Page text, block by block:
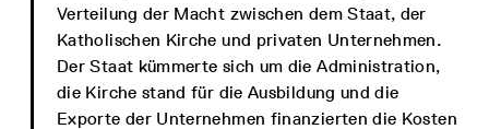
Verteilung der Macht zwischen dem Staat, der
Katholischen Kirche und privaten Unternehmen.
Der Staat kümmerte sich um die Administration,
die Kirche stand für die Ausbildung und die
Exporte der Unternehmen finanzierten die Kosten